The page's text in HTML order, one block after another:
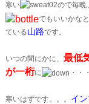
寒い ので毎晩、
でもいいかな
ている山路です。
いつの間にかに、 最低
が一桁に ・・・
寒いはずです。。。 イ